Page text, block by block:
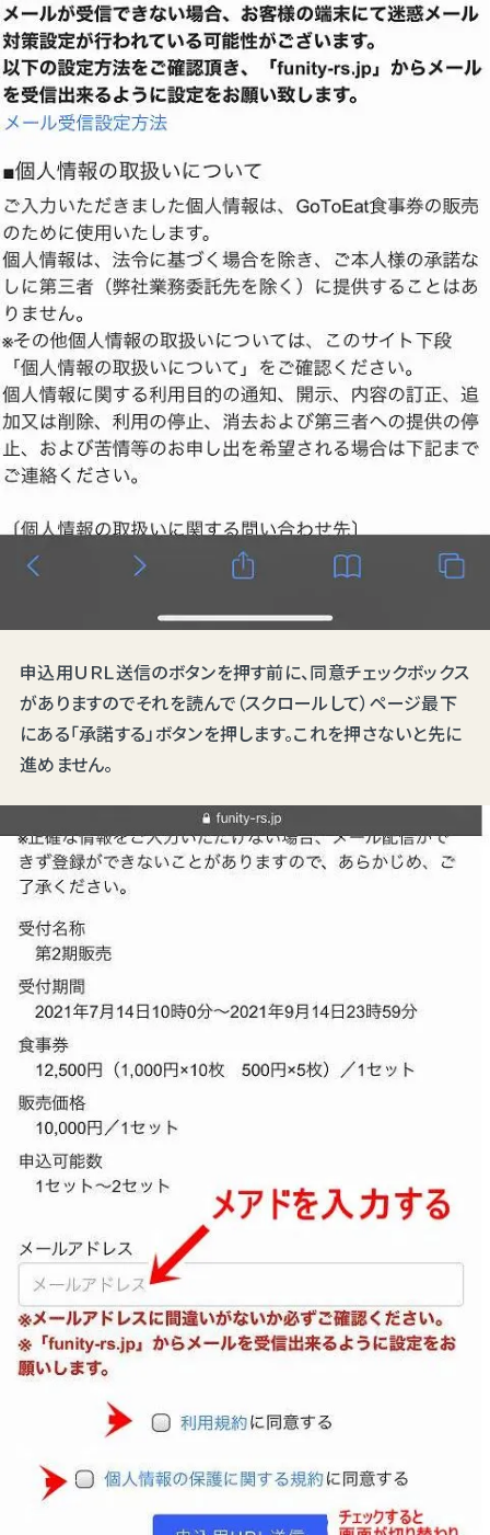
申込用ＵＲＬ送信のボタンを押す前に、同意チェックボックス
がありますのでそれを読んで（スクロールして）ページ最下
にある「承諾する」ボタンを押します。これを押さないと先に
進めません。